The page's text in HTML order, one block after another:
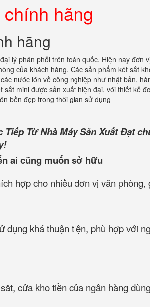
hãng
hãng
lý phân phối trên toàn quốc. Hiện nay đơn
của khách hàng. Các sản phẩm két sắt
nước lớn về công nghiệp như nhật bản,
mini được sản xuất hiện đại, với thiết kế
bền đẹp trong thời gian sử dụng
Tiếp Từ Nhà Máy Sản Xuất Đạt
ai cũng muốn sở hữu
hợp cho nhiều đơn vị văn phòng,
dụng khá thuận tiện, phù hợp với
cửa kho tiền của ngân hàng